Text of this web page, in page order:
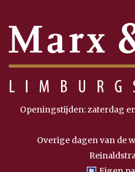
Openingstijden: zaterdag
Overige dagen van de